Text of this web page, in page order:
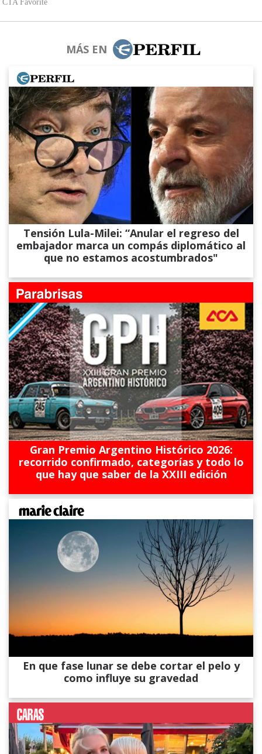
MÁS EN
Tensión Lula-Milei: “Anular el regreso del
embajador marca un compás diplomático al
que no estamos acostumbrados"
Gran Premio Argentino Histórico 2026:
recorrido confirmado, categorías y todo lo
que hay que saber de la XXIII edición
En que fase lunar se debe cortar el pelo y
como influye su gravedad